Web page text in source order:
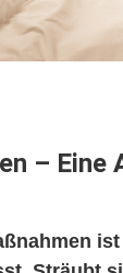
– Eine